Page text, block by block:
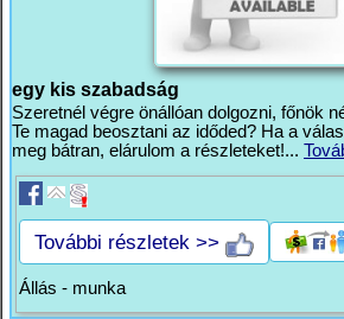
egy kis szabadság
Szeretnél végre önállóan dolgozni, főnök
Te magad beosztani az időded? Ha a
meg bátran, elárulom a részleteket!...
További részletek >>
Állás - munka